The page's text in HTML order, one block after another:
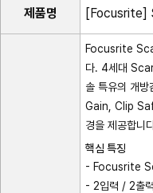
제품명 [Focusrite]
Focusrite
다. 4세대
솔 특유의 개
Gain, Clip
경을 제공합니
핵심 특징
- Focusrite
- 2입력 / 2출